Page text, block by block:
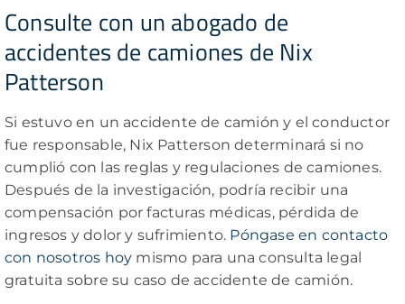
Consulte con un abogado de
accidentes de camiones de Nix
Patterson
Si estuvo en un accidente de camión y el conductor
fue responsable, Nix Patterson determinará si no
cumplió con las reglas y regulaciones de camiones.
Después de la investigación, podría recibir una
compensación por facturas médicas, pérdida de
ingresos y dolor y sufrimiento. Póngase en contacto
con nosotros hoy mismo para una consulta legal
gratuita sobre su caso de accidente de camión.